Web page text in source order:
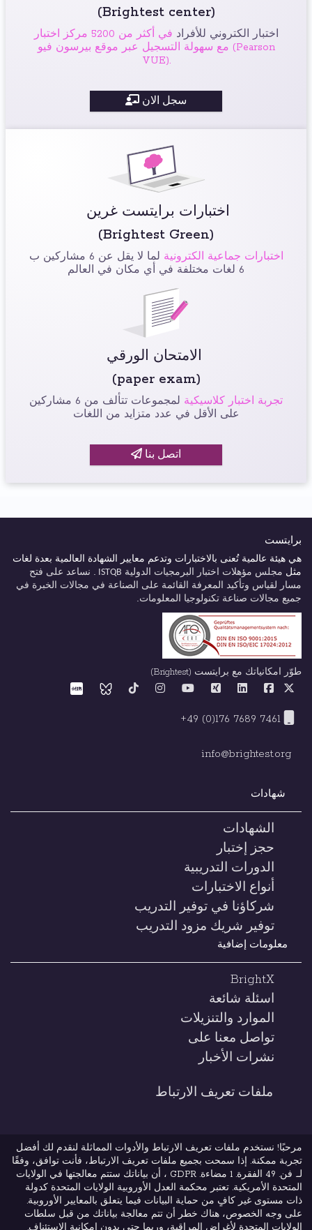
(Brightest center)
اختبار الكتروني للأفراد
في أكثر من 5200 مركز اختبار
مع سهولة التسجيل عبر موقع بيرسون فيو (Pearson
VUE).
سجل الان
اختبارات برايتست غرين
(Brightest Green)
اختبارات جماعية الكترونية
لما لا يقل عن 6 مشاركين ب
6 لغات مختلفة في أي مكان في العالم
(paper exam)
تجربة اختبار كلاسيكية
لمجموعات تتألف من 6 مشاركين
على الأقل في عدد متزايد من اللغات
اتصل بنا
برايتست
هي هيئة عالمية تُعنى بالاختبارات وتدعم معايير الشهادة العالمية بعدة لغات
مثل مجلس مؤهلات اختبار البرمجيات الدولية ISTQB
. نساعد على فتح
مسار لقياس وتأكيد المعرفة القائمة على الصناعة في مجالات الخبرة في
جميع مجالات صناعة تكنولوجيا المعلومات.
طوّر امكانياتك مع برايتست (Brightest)
+49 (0)176 7689 7461
info@brightest.org
شهادات
الشهادات
حجز إختبار
الدورات التدريبية
أنواع الاختبارات
شركاؤنا في توفير التدريب
توفير شريك مزود التدريب
معلومات إضافية
BrightX
اسئلة شائعة
الموارد والتنزيلات
تواصل معنا على
نشرات الأخبار
ملفات تعريف الارتباط
اعادة تشغيل ملفات تعريف الارتباط
البنود و الظروف إشعار قانوني
مرحبًا! نستخدم ملفات تعريف الارتباط والأدوات المماثلة لنقدم لك أفضل
تجربة ممكنة. إذا سمحت بجميع ملفات تعريف الارتباط، فأنت توافق، وفقًا
لـ. فن. 49 الفقرة. 1 مضاءة. GDPR ، أن بياناتك ستتم معالجتها في الولايات
المتحدة الأمريكية. تعتبر محكمة العدل الأوروبية الولايات المتحدة كدولة
ذات مستوى غير كافٍ من حماية البيانات فيما يتعلق بالمعايير الأوروبية.
على وجه الخصوص، هناك خطر أن تتم معالجة بياناتك من قبل سلطات
الولايات المتحدة لأغراض المراقبة، وربما حتى بدون إمكانية الاستئناف.